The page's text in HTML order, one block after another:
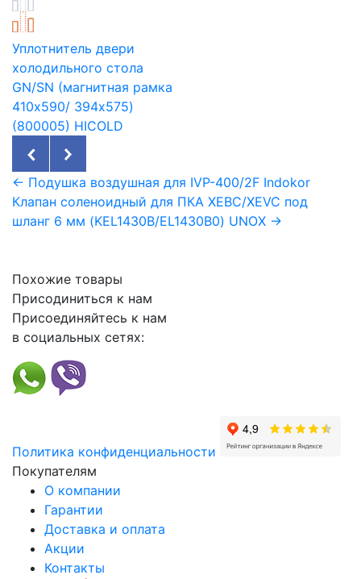
Уплотнитель двери
холодильного стола
GN/SN (магнитная рамка
410х590/ 394х575)
(800005) HICOLD
← Подушка воздушная для IVP-400/2F Indokor
Клапан соленоидный для ПКА XEBC/XEVC под
шланг 6 мм (KEL1430B/EL1430B0) UNOX →
Похожие товары
Присодиниться к нам
Присоединяйтесь к нам
в социальных сетях:
Политика конфиденциальности
Покупателям
О компании
Гарантии
Доставка и оплата
Акции
Контакты